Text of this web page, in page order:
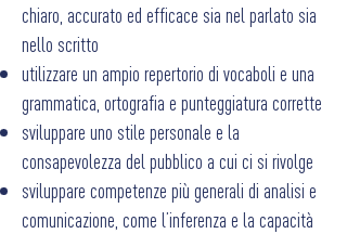
chiaro, accurato ed efficace sia nel parlato sia
nello scritto
utilizzare un ampio repertorio di vocaboli e una
grammatica, ortografia e punteggiatura corrette
sviluppare uno stile personale e la
consapevolezza del pubblico a cui ci si rivolge
sviluppare competenze più generali di analisi e
comunicazione, come l’inferenza e la capacità